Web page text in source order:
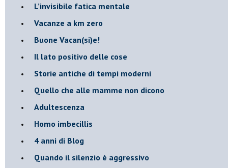
L’invisibile fatica mentale
Vacanze a km zero
​Buone Vacan(si)e!
​Il lato positivo delle cose
​Storie antiche di tempi moderni
​Quello che alle mamme non dicono
Adultescenza
Homo imbecillis
​4 anni di Blog
Quando il silenzio è aggressivo